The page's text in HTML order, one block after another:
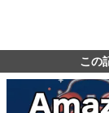
この